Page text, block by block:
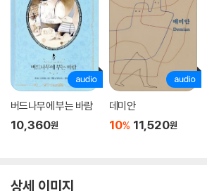
버드나무에 부는 바람
10,360원
데미안
10% 11,520원
상세 이미지